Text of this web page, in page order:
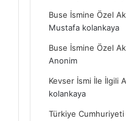
Buse İsmine Özel
Mustafa kolankaya
Buse İsmine Özel
Anonim
Kevser İsmi İle İlgili
kolankaya
Türkiye